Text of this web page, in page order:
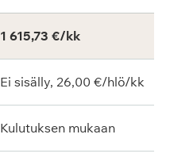
1 615,73 €/kk
Ei sisälly, 26,00 €/hlö/kk
Kulutuksen mukaan